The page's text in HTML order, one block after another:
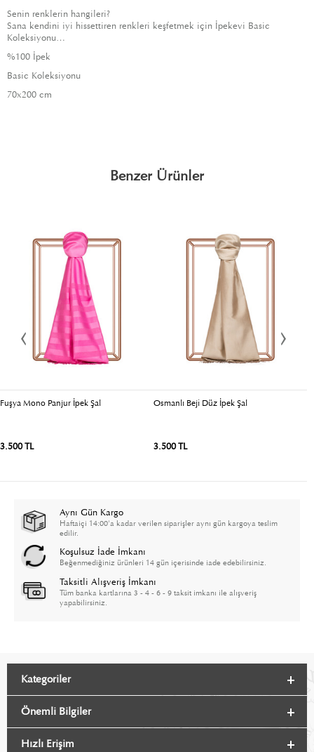
Senin renklerin hangileri?
Sana kendini iyi hissettiren renkleri keşfetmek için İpekevi Basic
Koleksiyonu…
%100 İpek
Basic Koleksiyonu
70x200 cm
Benzer Ürünler
Fuşya Mono Panjur İpek Şal
3.500 TL
Osmanlı Beji Düz İpek Şal
3.500 TL
Aynı Gün Kargo
Haftaiçi 14:00'a kadar verilen siparişler aynı gün kargoya teslim
edilir.
Koşulsuz İade İmkanı
Beğenmediğiniz ürünleri 14 gün içerisinde iade edebilirsiniz.
Taksitli Alışveriş İmkanı
Tüm banka kartlarına 3 - 4 - 6 - 9 taksit imkanı ile alışveriş
yapabilirsiniz.
Kategoriler
Önemli Bilgiler
Hızlı Erişim